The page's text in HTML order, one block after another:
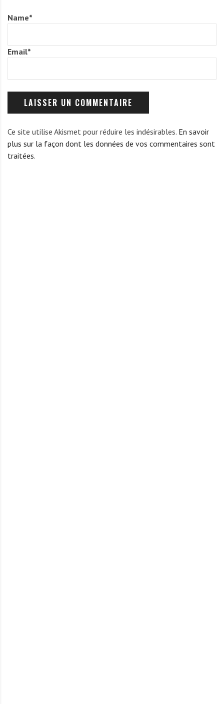
Name*
Email*
Ce site utilise Akismet pour réduire les indésirables. En savoir
plus sur la façon dont les données de vos commentaires sont
traitées.